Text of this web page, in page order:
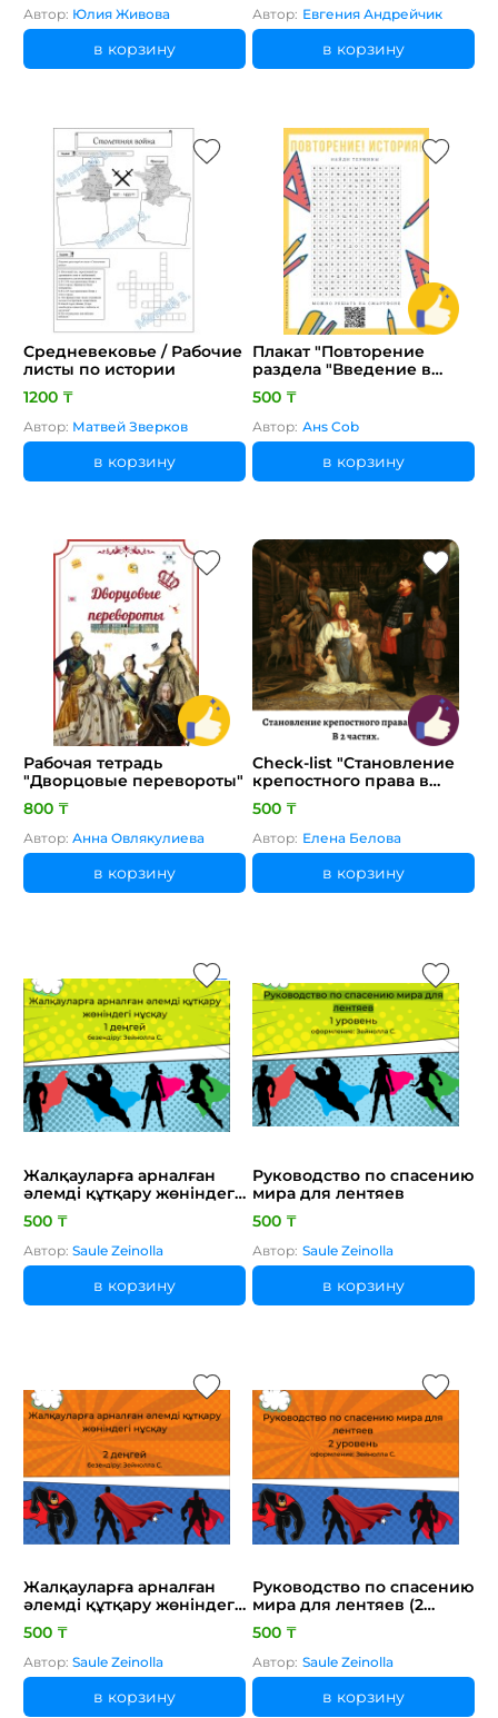
Автор: Юлия Живова
в корзину
Автор: Евгения Андрейчик
в корзину
Средневековье / Рабочие
листы по истории
1200 ₸
Автор: Матвей Зверков
в корзину
Плакат "Повторение
раздела "Введение в
историю"
500 ₸
Автор: Анs Cob
в корзину
Рабочая тетрадь
"Дворцовые перевороты"
800 ₸
Автор: Анна Овлякулиева
в корзину
Check-list "Становление
крепостного права в
России."
500 ₸
Автор: Елена Белова
в корзину
Жалқауларға арналған
әлемді құтқару жөніндегі
нұсқау
500 ₸
Автор: Saule Zeinolla
в корзину
Руководство по спасению
мира для лентяев
500 ₸
Автор: Saule Zeinolla
в корзину
Жалқауларға арналған
әлемді құтқару жөніндегі
нұсқау 2 деңгей
500 ₸
Автор: Saule Zeinolla
в корзину
Руководство по спасению
мира для лентяев (2
уровень)
500 ₸
Автор: Saule Zeinolla
в корзину